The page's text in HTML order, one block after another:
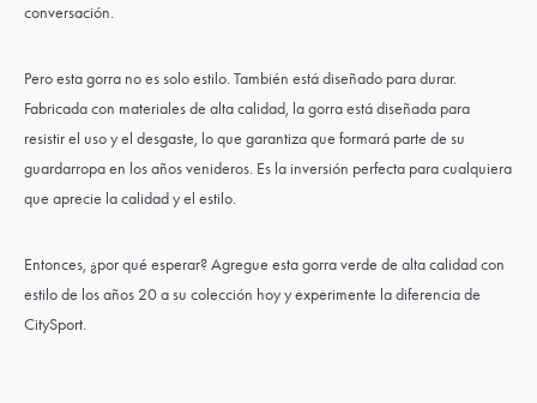
conversación.
Pero esta gorra no es solo estilo. También está diseñado para durar.
Fabricada con materiales de alta calidad, la gorra está diseñada para
resistir el uso y el desgaste, lo que garantiza que formará parte de su
guardarropa en los años venideros. Es la inversión perfecta para cualquiera
que aprecie la calidad y el estilo.
Entonces, ¿por qué esperar? Agregue esta gorra verde de alta calidad con
estilo de los años 20 a su colección hoy y experimente la diferencia de
CitySport.